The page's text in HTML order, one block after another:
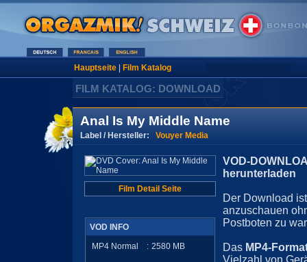
Hauptseite| Film Katalog
FILM KATALOG: DOWNLOAD
Anal Is My Middle Name
Label / Hersteller: Vouyer Media
Film Detail Seite
VOD INFO
MP4 Normal
: 2580 MB
VOD-
herunterladen
Der Download
anzuschauen
Postboten zu
Das MP4-
Vielzahl von